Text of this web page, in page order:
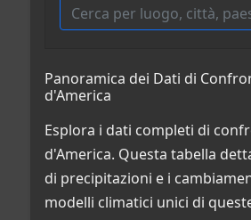
Panoramica dei Dati di
d'America
Esplora i dati completi di
d'America. Questa tabella
di precipitazioni e i
modelli climatici unici di